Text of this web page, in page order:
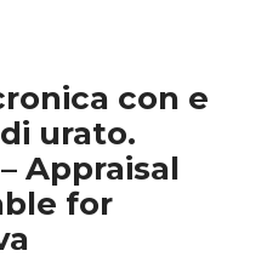
con e
urato.
Appraisal
for